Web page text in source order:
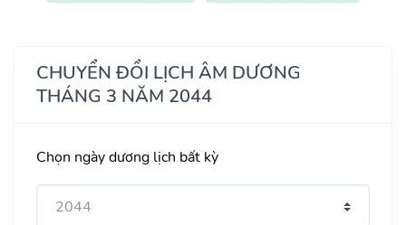
CHUYỂN ĐỔI LỊCH ÂM DƯƠNG
THÁNG 3 NĂM 2044
Chọn ngày dương lịch bất kỳ